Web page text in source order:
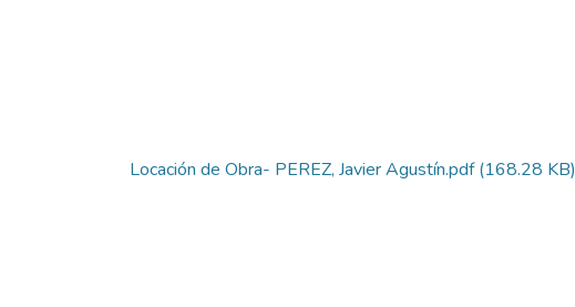
Locación de Obra- PEREZ, Javier Agustín.pdf(168.28 KB)